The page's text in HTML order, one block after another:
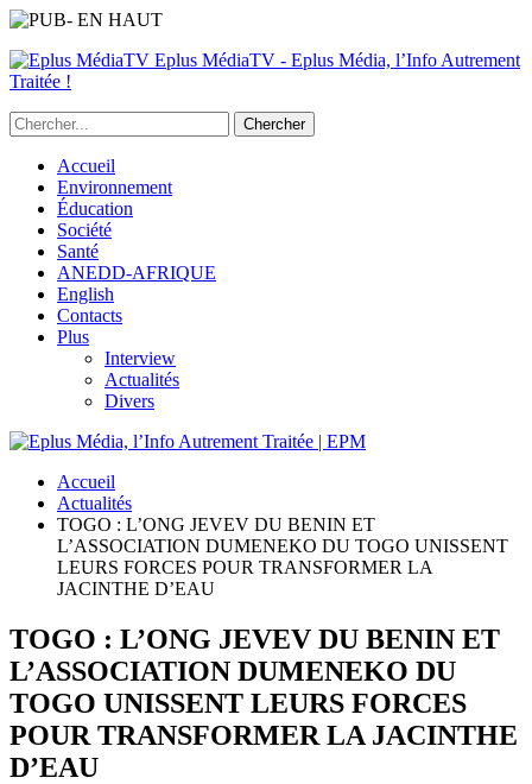
Eplus MédiaTV - Eplus Média, l’Info Autrement
Traitée !
Accueil
Environnement
Éducation
Société
Santé
ANEDD-AFRIQUE
English
Contacts
Plus
Interview
Actualités
Divers
Accueil
Actualités
TOGO : L’ONG JEVEV DU BENIN ET
L’ASSOCIATION DUMENEKO DU TOGO UNISSENT
LEURS FORCES POUR TRANSFORMER LA
JACINTHE D’EAU
TOGO : L’ONG JEVEV DU BENIN ET
L’ASSOCIATION DUMENEKO DU
TOGO UNISSENT LEURS FORCES
POUR TRANSFORMER LA JACINTHE
D’EAU